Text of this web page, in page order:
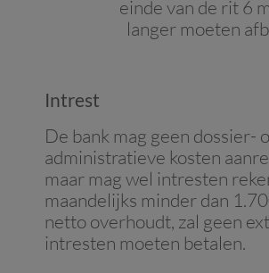
einde van de rit 6
langer moeten
Intrest
De bank mag geen dossier-
administratieve kosten
maar mag wel intresten
maandelijks minder dan
netto overhoudt, zal geen
intresten moeten betalen.